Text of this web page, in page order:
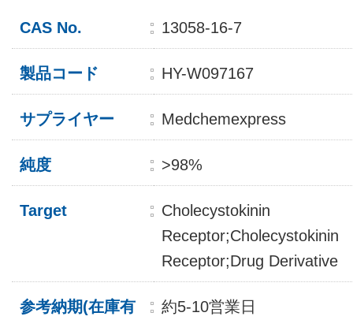
CAS No. 13058-16-7
製品コード HY-W097167
サプライヤー Medchemexpress
純度 >98%
Target
Cholecystokinin
Receptor;Cholecystokinin
Receptor;Drug Derivative
参考納期(在庫有
約5-10営業日